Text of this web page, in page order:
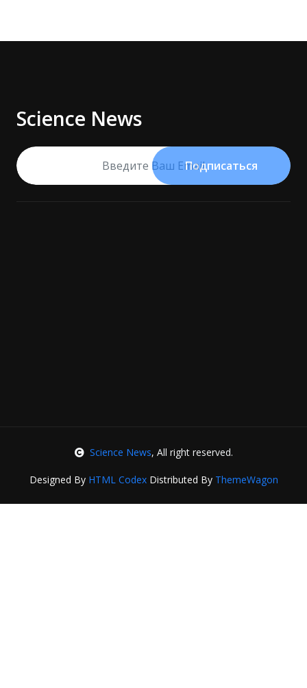
Science News
Подписаться
Science News, All right reserved.
Designed By HTML CodexDistributed By ThemeWagon